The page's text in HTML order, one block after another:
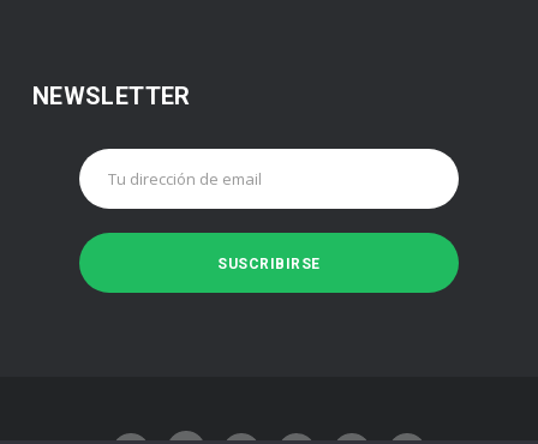
NEWSLETTER